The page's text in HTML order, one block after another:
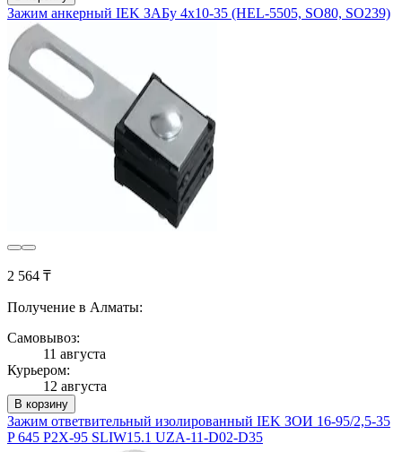
Зажим анкерный IEK ЗАБу 4х10-35 (HEL-5505, SO80, SO239)
2 564 ₸
Получение в Алматы:
Самовывоз:
11 августа
Курьером:
12 августа
В корзину
Зажим ответвительный изолированный IEK ЗОИ 16-95/2,5-35
P 645 P2X-95 SLIW15.1 UZA-11-D02-D35